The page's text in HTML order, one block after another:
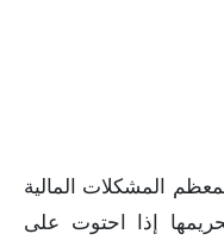
المشكلات المالية
إذا احتوت على